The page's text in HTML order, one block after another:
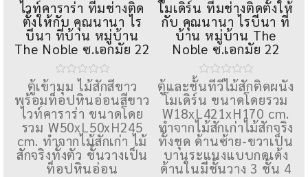
NN0004
ตู้เข้ามุมไม้สักสีขาว
พร้อมท็อปหินอ่อนสีขาว
ไวท์คาราร่า ทีมช่างติด
ตั้งให้กับ คุณนานา ไร
บีนา ที่บ้าน หมู่บ้าน
The Noble ซ.เอกมัย 22
ตู้เข้ามุม ไม้สักสีขาว
พร้อมท็อปหินอ่อนสีขาว
ไวท์คาราร่า ขนาดโดย
รวม W50xL50xH245
NN0006
ตู้และชั้นทีวีไม้สักติดผนัง
โมเดิร์น ทีมช่างติดตั้งให้
กับ คุณนานา ไรบีนา ที่
บ้าน หมู่บ้าน The
Noble ซ.เอกมัย 22
ตู้และชั้นทีวีไม้สักติดผนัง
โมเดิร์น ขนาดโดยรวม
W18xL421xH170 cm.
ทำจากไม้สักเก่าไม้สักจริง